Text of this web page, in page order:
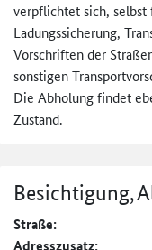
verpflichtet sich, selbst
Ladungssicherung,
Vorschriften der
sonstigen
Die Abholung findet
Zustand.
Besichtigung,
Straße:
Adresszusatz: